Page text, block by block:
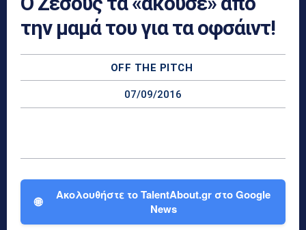
την μαμά του για τα οφσάιντ!
OFF THE PITCH
07/09/2016
🌐
Ακολουθήστε το TalentAbout.gr στο Google
News